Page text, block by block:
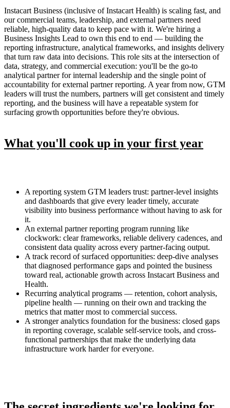
Instacart Business (inclusive of Instacart Health) is scaling fast, and
our commercial teams, leadership, and external partners need
reliable, high-quality data to keep pace with it. We're hiring a
Business Insights Lead to own this end to end — building the
reporting infrastructure, analytical frameworks, and insights delivery
that turn raw data into decisions. This role sits at the intersection of
data, strategy, and commercial execution: you'll be the go-to
analytical partner for internal leadership and the single point of
accountability for external partner reporting. A year from now, GTM
leaders will trust the numbers, partners will get consistent and timely
reporting, and the business will have a repeatable system for
surfacing growth opportunities before they're obvious.
What you'll cook up in your first year
A reporting system GTM leaders trust: partner-level insights
and dashboards that give every leader timely, accurate
visibility into business performance without having to ask for
it.
An external partner reporting program running like
clockwork: clear frameworks, reliable delivery cadences, and
consistent data quality across every partner-facing output.
A track record of surfaced opportunities: deep-dive analyses
that diagnosed performance gaps and pointed the business
toward real, actionable growth across Instacart Business and
Health.
Recurring analytical programs — retention, cohort analysis,
pipeline health — running on their own and tracking the
metrics that matter most to commercial success.
A stronger analytics foundation for the business: closed gaps
in reporting coverage, scalable self-service tools, and cross-
functional partnerships that make the underlying data
infrastructure work harder for everyone.